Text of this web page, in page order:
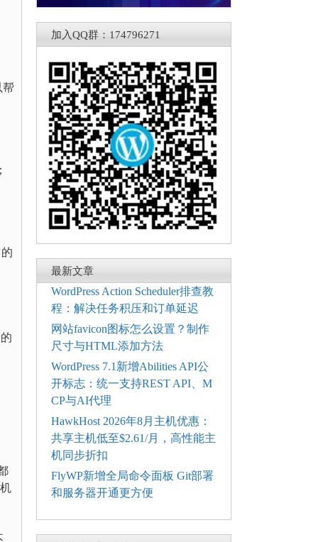
帮
加入QQ群：174796271
最新文章
WordPress Action Scheduler排查教
程：解决任务积压和订单延迟
网站favicon图标怎么设置？制作
尺寸与HTML添加方法
WordPress 7.1新增Abilities API公
开标志：统一支持REST API、M
CP与AI代理
HawkHost 2026年8月主机优惠：
共享主机低至$2.61/月，高性能主
机同步折扣
FlyWP新增全局命令面板 Git部署
和服务器开通更方便